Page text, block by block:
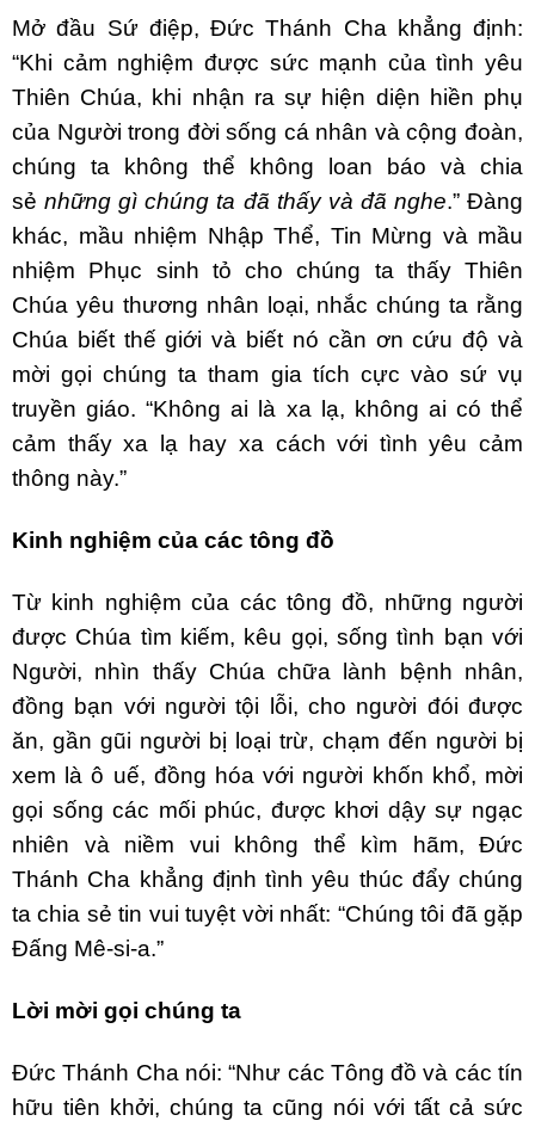
Mở đầu Sứ điệp, Đức Thánh Cha khẳng định:
“Khi cảm nghiệm được sức mạnh của tình yêu
Thiên Chúa, khi nhận ra sự hiện diện hiền phụ
của Người trong đời sống cá nhân và cộng đoàn,
chúng ta không thể không loan báo và chia
sẻnhững gì chúng ta đã thấy và đã nghe.” Đàng
khác, mầu nhiệm Nhập Thể, Tin Mừng và mầu
nhiệm Phục sinh tỏ cho chúng ta thấy Thiên
Chúa yêu thương nhân loại, nhắc chúng ta rằng
Chúa biết thế giới và biết nó cần ơn cứu độ và
mời gọi chúng ta tham gia tích cực vào sứ vụ
truyền giáo. “Không ai là xa lạ, không ai có thể
cảm thấy xa lạ hay xa cách với tình yêu cảm
thông này.”
Kinh nghiệm của các tông đồ
Từ kinh nghiệm của các tông đồ, những người
được Chúa tìm kiếm, kêu gọi, sống tình bạn với
Người, nhìn thấy Chúa chữa lành bệnh nhân,
đồng bạn với người tội lỗi, cho người đói được
ăn, gần gũi người bị loại trừ, chạm đến người bị
xem là ô uế, đồng hóa với người khốn khổ, mời
gọi sống các mối phúc, được khơi dậy sự ngạc
nhiên và niềm vui không thể kìm hãm, Đức
Thánh Cha khẳng định tình yêu thúc đẩy chúng
ta chia sẻ tin vui tuyệt vời nhất: “Chúng tôi đã gặp
Đấng Mê-si-a.”
Lời mời gọi chúng ta
Đức Thánh Cha nói: “Như các Tông đồ và các tín
hữu tiên khởi, chúng ta cũng nói với tất cả sức